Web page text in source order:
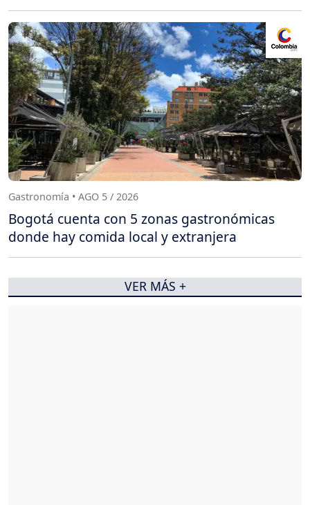
Gastronomía • AGO 5 / 2026
Bogotá cuenta con 5 zonas gastronómicas
donde hay comida local y extranjera
VER MÁS +